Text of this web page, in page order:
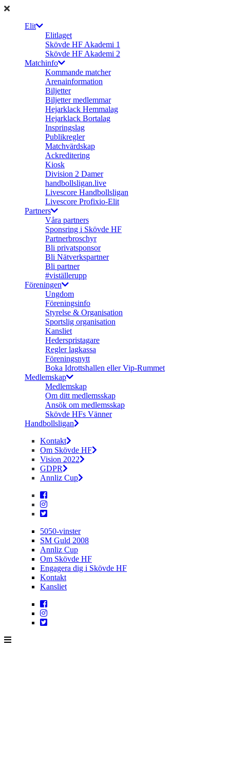
Elit
Elitlaget
Skövde HF Akademi 1
Skövde HF Akademi 2
Matchinfo
Kommande matcher
Arenainformation
Biljetter
Biljetter medlemmar
Hejarklack Hemmalag
Hejarklack Bortalag
Inspringslag
Publikregler
Matchvärdskap
Ackreditering
Kiosk
Division 2 Damer
handbollsligan.live
Livescore Handbollsligan
Livescore Profixio-Elit
Partners
Våra partners
Sponsring i Skövde HF
Partnerbroschyr
Bli privatsponsor
Bli Nätverkspartner
Bli partner
#viställerupp
Föreningen
Ungdom
Föreningsinfo
Styrelse & Organisation
Sportslig organisation
Kansliet
Hederspristagare
Regler lagkassa
Föreningsnytt
Boka Idrottshallen eller Vip-Rummet
Medlemskap
Medlemskap
Om ditt medlemsskap
Ansök om medlemsskap
Skövde HFs Vänner
Handbollsligan
Kontakt
Om Skövde HF
Vision 2022
GDPR
Annliz Cup
5050-vinster
SM Guld 2008
Annliz Cup
Om Skövde HF
Engagera dig i Skövde HF
Kontakt
Kansliet